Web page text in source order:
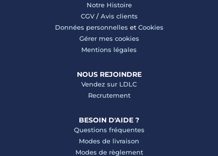
Notre Histoire
CGV/ Avis clients
Données personnelles et Cookies
Gérer mes cookies
Mentions légales
NOUS REJOINDRE
Vendez sur LDLC
Recrutement
BESOIN D'AIDE ?
Questions fréquentes
Modes de livraison
Modes de règlement